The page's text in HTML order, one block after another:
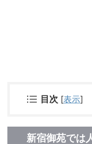
目次 [表示]
新宿御苑では